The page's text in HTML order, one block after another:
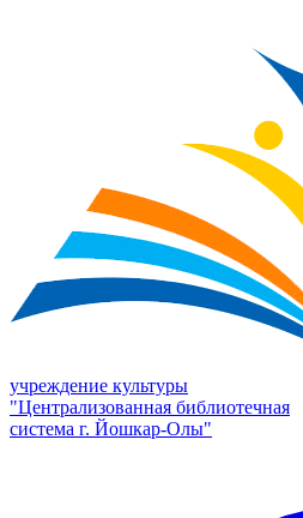
учреждение культуры
"Централизованная библиотечная
система г. Йошкар-Олы"